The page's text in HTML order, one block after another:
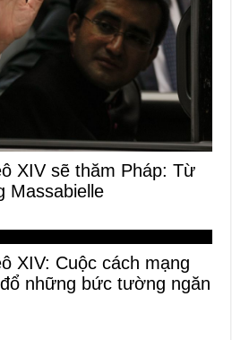
XIV sẽ thăm Pháp: Từ
Massabielle
XIV: Cuộc cách mạng
những bức tường ngăn